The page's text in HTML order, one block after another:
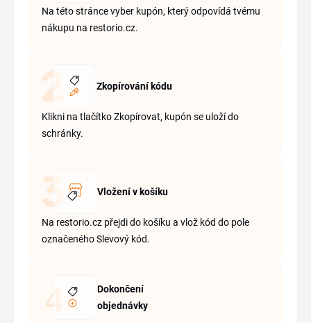
Na této stránce vyber kupón, který odpovídá tvému
nákupu na restorio.cz.
Zkopírování kódu
Klikni na tlačítko Zkopírovat, kupón se uloží do
schránky.
Vložení v košíku
Na restorio.cz přejdi do košíku a vlož kód do pole
označeného Slevový kód.
Dokončení
objednávky